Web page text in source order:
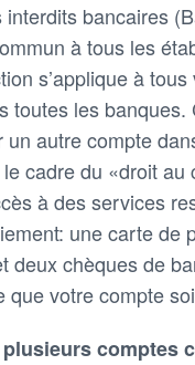
interdits bancaires
à tous les
s’applique à
toutes les banques.
un autre compte
cadre du «droit au
à des services
une carte de
deux chèques de
que votre compte
comptes